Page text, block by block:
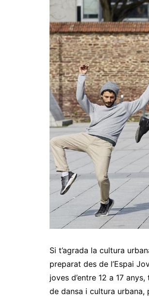
Moda i
Si t’agrada la cultura
preparat des de l’Espai
joves d’entre 12 a 17
de dansa i cultura urbana,